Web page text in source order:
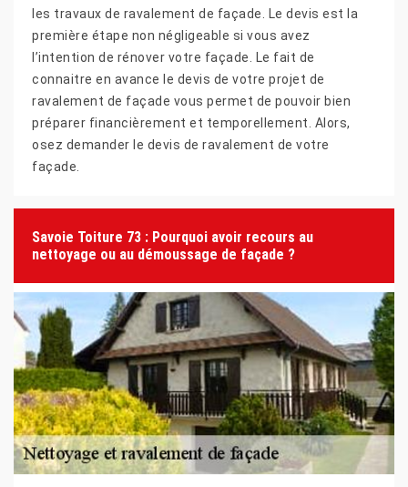
les travaux de ravalement de façade. Le devis est la
première étape non négligeable si vous avez
l’intention de rénover votre façade. Le fait de
connaitre en avance le devis de votre projet de
ravalement de façade vous permet de pouvoir bien
préparer financièrement et temporellement. Alors,
osez demander le devis de ravalement de votre
façade.
Savoie Toiture 73 : Pourquoi avoir recours au
nettoyage ou au démoussage de façade ?